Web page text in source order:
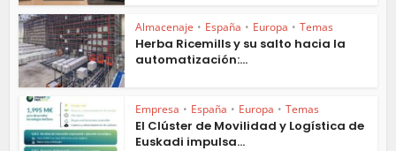
Almacenaje • España • Europa • Temas
Herba Ricemills y su salto hacia la
automatización:...
Empresa • España • Europa • Temas
El Clúster de Movilidad y Logística de
Euskadi impulsa...